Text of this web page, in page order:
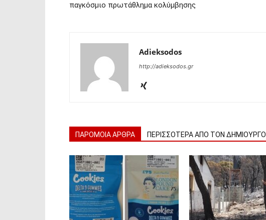
παγκόσμιο πρωτάθλημα κολύμβησης
Adieksodos
http://adieksodos.gr
ΠΑΡΟΜΟΙΑ ΑΡΘΡΑ ΠΕΡΙΣΣΟΤΕΡΑ ΑΠΟ ΤΟΝ ΔΗΜΙΟΥΡΓΟ